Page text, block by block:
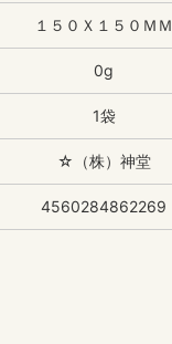
１５０Ｘ１５０ＭＭ
0g
1袋
☆（株）神堂
4560284862269